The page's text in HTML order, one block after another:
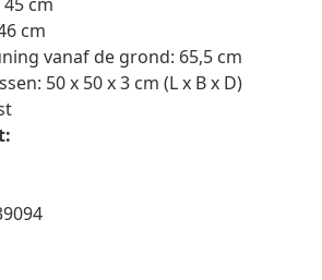
cm
vanaf de grond: 65,5 cm
50 x 50 x 3 cm (L x B x D)